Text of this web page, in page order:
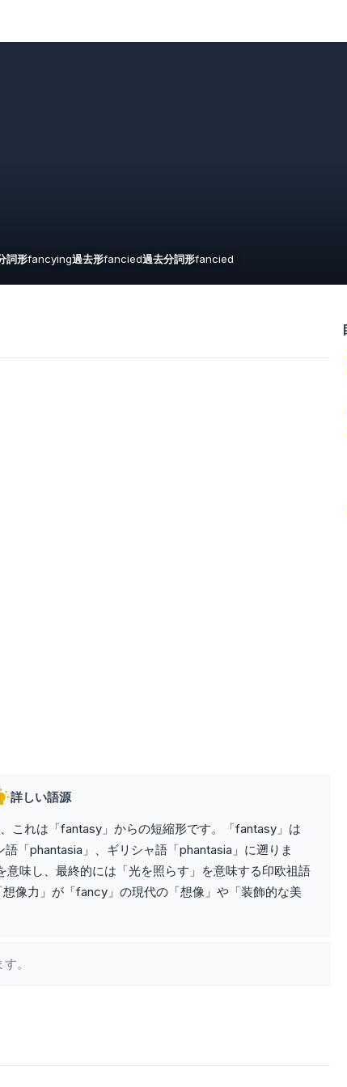
詞形fancying過去形fancied過去分詞形fancied
詳しい語源
これは「fantasy」からの短縮形です。「fantasy」は
「phantasia」、ギリシャ語「phantasia」に遡りま
味し、最終的には「光を照らす」を意味する印欧祖語
像力」が「fancy」の現代の「想像」や「装飾的な美
。